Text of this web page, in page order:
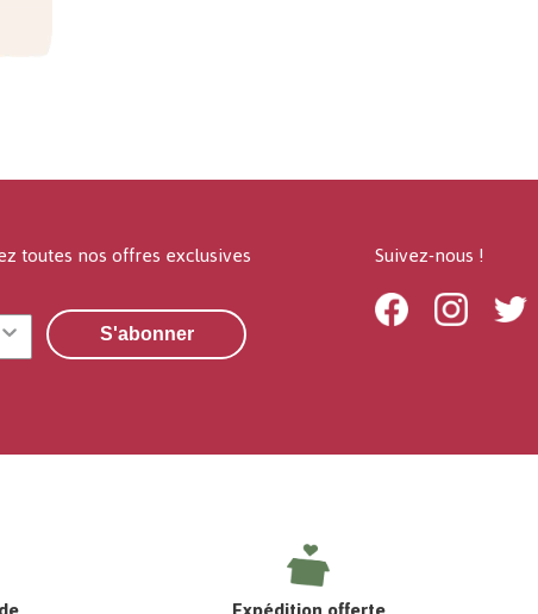
toutes nos offres exclusives
S'abonner
Suivez-nous !
FacebookInstagram